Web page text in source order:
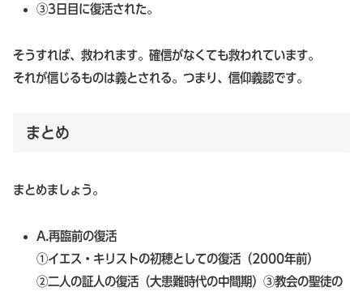
③3日目に復活された。
そうすれば、救われます。確信がなくても救われています。
それが信じるものは義とされる。つまり、信仰義認です。
まとめ
まとめましょう。
A.再臨前の復活
①イエス・キリストの初穂としての復活（2000年前）
②二人の証人の復活（大患難時代の中間期）③教会の聖徒の